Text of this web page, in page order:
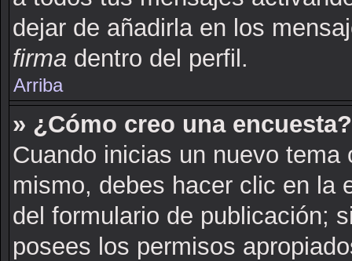
dejar de añadirla en los
firma dentro del perfil.
Arriba
» ¿Cómo creo una encuesta?
Cuando inicias un nuevo
mismo, debes hacer clic en la
del formulario de publicación;
posees los permisos